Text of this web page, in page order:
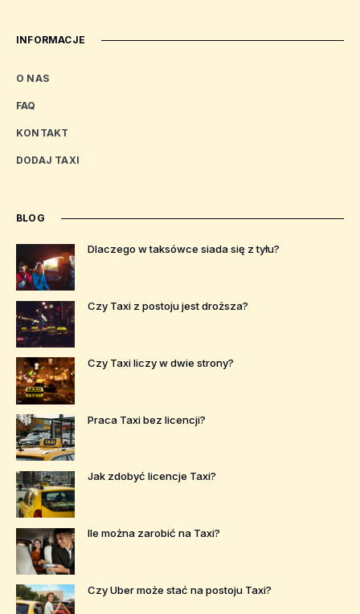
INFORMACJE
O NAS
FAQ
KONTAKT
DODAJ TAXI
BLOG
Dlaczego w taksówce siada się z tyłu?
Czy Taxi z postoju jest droższa?
Czy Taxi liczy w dwie strony?
Praca Taxi bez licencji?
Jak zdobyć licencje Taxi?
Ile można zarobić na Taxi?
Czy Uber może stać na postoju Taxi?